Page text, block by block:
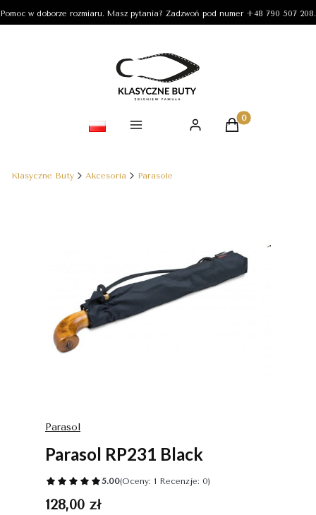
Pomoc w doborze rozmiaru. Masz pytania? Zadzwoń pod numer +48 790 507 208.
Produkty w
Klasyczne Buty Akcesoria Parasole
Parasol
Parasol RP231 Black
5.00(Oceny: 1 Recenzje: 0)
Cena
128,00 zł